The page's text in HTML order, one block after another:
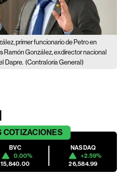
primer funcionario de Petro en
Ramón González, exdirector nacional
Dapre. (Contraloría General)
COTIZACIONES
BVC
0.00%
15,840.00
NASDAQ
+2.59%
26,584.99